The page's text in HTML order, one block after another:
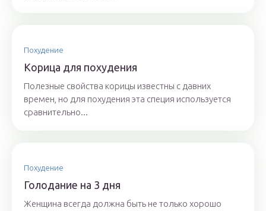
Похудение
Корица для похудения
Полезные свойства корицы известны с давних
времен, но для похудения эта специя используется
сравнительно...
Похудение
Голодание на 3 дня
Женщина всегда должна быть не только хорошо